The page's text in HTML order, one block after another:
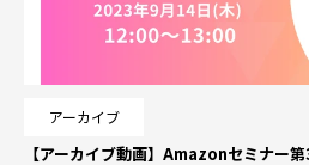
アーカイブ
【アーカイブ動画】Amazonセミナー